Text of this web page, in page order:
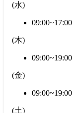
(水)
09:00~17:00
(木)
09:00~19:00
(金)
09:00~19:00
(土)